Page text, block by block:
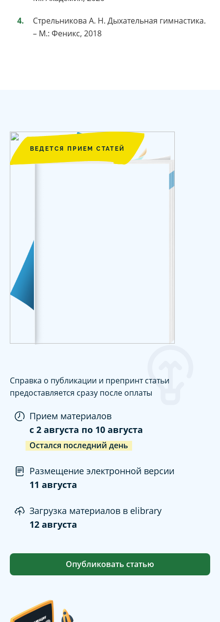
Стрельникова А. Н. Дыхательная гимнастика.
– М.: Феникс, 2018
ВЕДЕТСЯ ПРИЕМ СТАТЕЙ
Справка о публикации и препринт статьи
предоставляется сразу после оплаты
Прием материалов
c 2 августа по 10 августа
Остался последний день
Размещение электронной версии
11 августа
Загрузка материалов в elibrary
12 августа
Опубликовать статью